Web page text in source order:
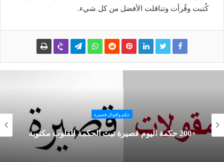
كُتبت وقُرأت وتناقلت الأفضل من كل شيء.
حكم وأقوال
أقوي جمل عميقة هادفة